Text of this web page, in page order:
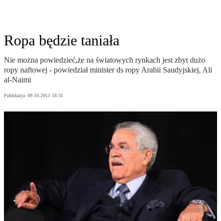
Ropa będzie taniała
Nie można powiedzieć,że na światowych rynkach jest zbyt dużo
ropy naftowej - powiedział minister ds ropy Arabii Saudyjskiej, Ali
al-Naimi
Publikacja: 09.10.2011 18:31